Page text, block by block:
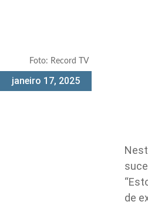
Foto: Record TV
janeiro 17, 2025
de